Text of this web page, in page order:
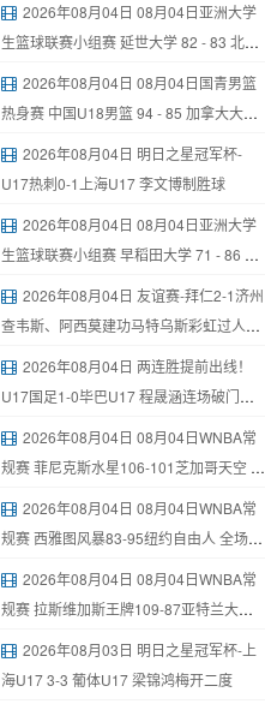
2026年08月04日 08月04日亚洲大学
生篮球联赛小组赛 延世大学 82 - 83 北京
大学 集锦
2026年08月04日 08月04日国青男篮
热身赛 中国U18男篮 94 - 85 加拿大大卫·
安篮球学院 集锦
2026年08月04日 明日之星冠军杯-
U17热刺0-1上海U17 李文博制胜球
2026年08月04日 08月04日亚洲大学
生篮球联赛小组赛 早稻田大学 71 - 86 清
华大学 集锦
2026年08月04日 友谊赛-拜仁2-1济州
查韦斯、阿西莫建功马特乌斯彩虹过人送
2026年08月04日 两连胜提前出线！
U17国足1-0毕巴U17 程晟涵连场破门赵
2026年08月04日 08月04日WNBA常
规赛 菲尼克斯水星106-101芝加哥天空 全
2026年08月04日 08月04日WNBA常
规赛 西雅图风暴83-95纽约自由人 全场集
2026年08月04日 08月04日WNBA常
规赛 拉斯维加斯王牌109-87亚特兰大梦
想 全场集锦
2026年08月03日 明日之星冠军杯-上
海U17 3-3 葡体U17 梁锦鸿梅开二度